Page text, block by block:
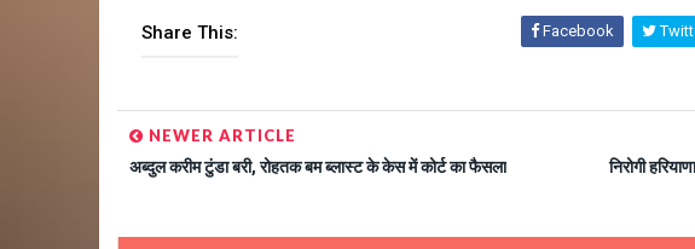
Share This: Facebook
NEWER ARTICLE
अब्दुल करीम टुंडा बरी, रोहतक बम ब्लास्ट के केस में कोर्ट का फैसला
निरोगी